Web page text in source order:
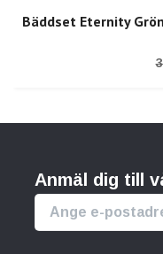
Bäddset Eternity
Anmäl dig till